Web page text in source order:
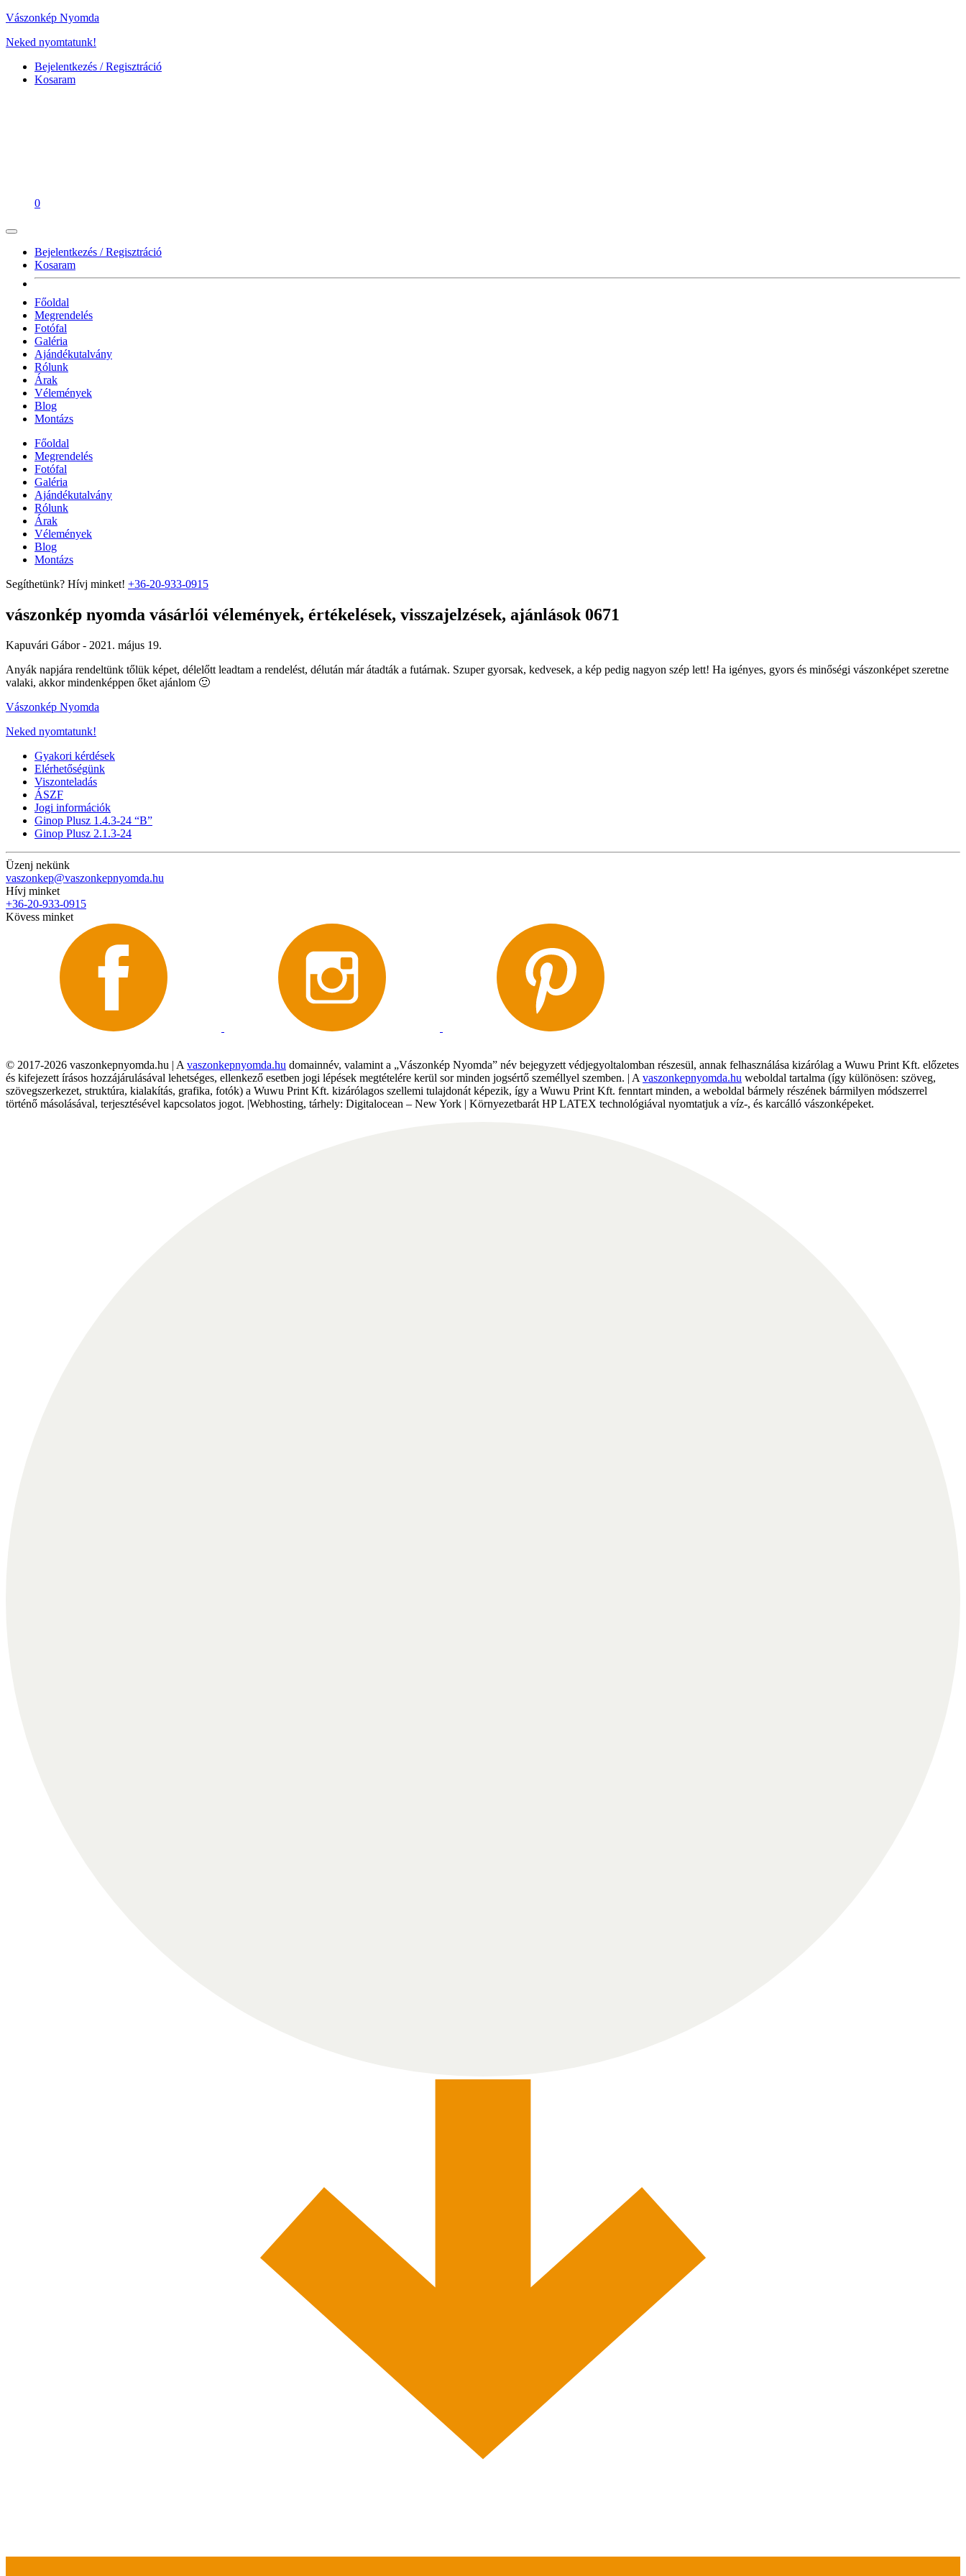
Vászonkép Nyomda
Neked nyomtatunk!
Bejelentkezés / Regisztráció
Kosaram
0
Bejelentkezés / Regisztráció
Kosaram
Főoldal
Megrendelés
Fotófal
Galéria
Ajándékutalvány
Rólunk
Árak
Vélemények
Blog
Montázs
Főoldal
Megrendelés
Fotófal
Galéria
Ajándékutalvány
Rólunk
Árak
Vélemények
Blog
Montázs
Segíthetünk? Hívj minket! +36-20-933-0915
vászonkép nyomda vásárlói vélemények, értékelések, visszajelzések, ajánlások 0671
Kapuvári Gábor - 2021. május 19.
Anyák napjára rendeltünk tőlük képet, délelőtt leadtam a rendelést, délután már átadták a futárnak. Szuper gyorsak, kedvesek, a kép pedig nagyon szép lett! Ha igényes, gyors és minőségi vászonképet szeretne
valaki, akkor mindenképpen őket ajánlom 🙂
Vászonkép Nyomda
Neked nyomtatunk!
Gyakori kérdések
Elérhetőségünk
Viszonteladás
ÁSZF
Jogi információk
Ginop Plusz 1.4.3-24 “B”
Ginop Plusz 2.1.3-24
Üzenj nekünk
vaszonkep@vaszonkepnyomda.hu
Hívj minket
+36-20-933-0915
Kövess minket
© 2017-2026 vaszonkepnyomda.hu | A vaszonkepnyomda.hu domainnév, valamint a „Vászonkép Nyomda” név bejegyzett védjegyoltalomban részesül, annak felhasználása kizárólag a Wuwu Print Kft. előzetes
és kifejezett írásos hozzájárulásával lehetséges, ellenkező esetben jogi lépések megtételére kerül sor minden jogsértő személlyel szemben. | A vaszonkepnyomda.hu weboldal tartalma (így különösen: szöveg,
szövegszerkezet, struktúra, kialakítás, grafika, fotók) a Wuwu Print Kft. kizárólagos szellemi tulajdonát képezik, így a Wuwu Print Kft. fenntart minden, a weboldal bármely részének bármilyen módszerrel
történő másolásával, terjesztésével kapcsolatos jogot. |Webhosting, tárhely: Digitalocean – New York | Környezetbarát HP LATEX technológiával nyomtatjuk a víz-, és karcálló vászonképeket.